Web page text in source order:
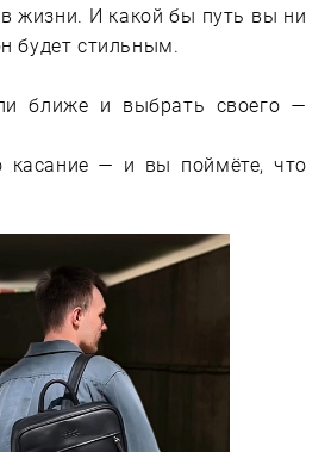
в жизни. И какой бы путь вы ни
будет стильным.
ближе и выбрать своего —
касание — и вы поймёте, что